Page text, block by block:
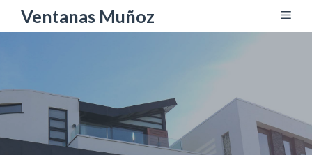
Saltar
al
Ventanas Muñoz